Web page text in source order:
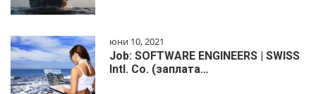
юни 10, 2021
Job: SOFTWARE ENGINEERS | SWISS
Intl. Co. (заплата…